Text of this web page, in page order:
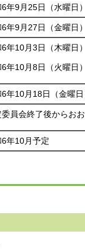
年9月25日（水曜日）
年9月27日（金曜日）
年10月3日（木曜日
6年10月8日（火曜日
年10月18日（金曜日
委員会終了後からお
6年10月予定